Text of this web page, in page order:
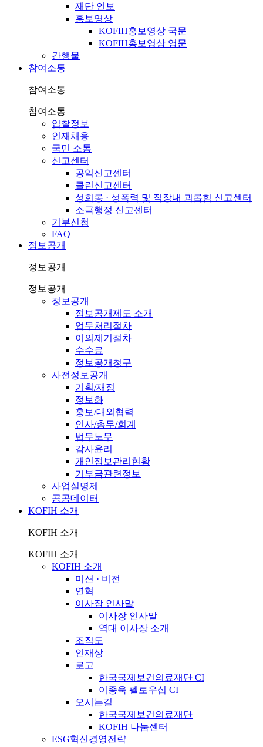
재단 연보
홍보영상
KOFIH홍보영상 국문
KOFIH홍보영상 영문
간행물
참여소통
참여소통
참여소통
입찰정보
인재채용
국민 소통
신고센터
공익신고센터
클린신고센터
성희롱 · 성폭력 및 직장내 괴롭힘 신고센터
소극행정 신고센터
기부신청
FAQ
정보공개
정보공개
정보공개
정보공개
정보공개제도 소개
업무처리절차
이의제기절차
수수료
정보공개청구
사전정보공개
기획/재정
정보화
홍보/대외협력
인사/총무/회계
법무노무
감사윤리
개인정보관리현황
기부금관련정보
사업실명제
공공데이터
KOFIH 소개
KOFIH 소개
KOFIH 소개
KOFIH 소개
미션 · 비전
연혁
이사장 인사말
이사장 인사말
역대 이사장 소개
조직도
인재상
로고
한국국제보건의료재단 CI
이종욱 펠로우십 CI
오시는길
한국국제보건의료재단
KOFIH 나눔센터
ESG혁신경영전략